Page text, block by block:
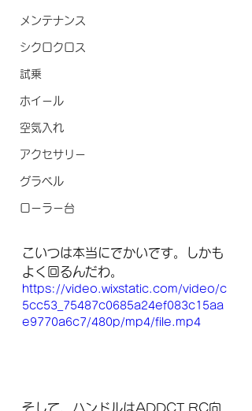
メンテナンス
シクロクロス
試乗
ホイール
空気入れ
アクセサリー
グラベル
ローラー台
こいつは本当にでかいです。しかも
よく回るんだわ。
https://video.wixstatic.com/video/c
5cc53_75487c0685a24ef083c15aa
e9770a6c7/480p/mp4/file.mp4
そして、ハンドルはADDCT RC向